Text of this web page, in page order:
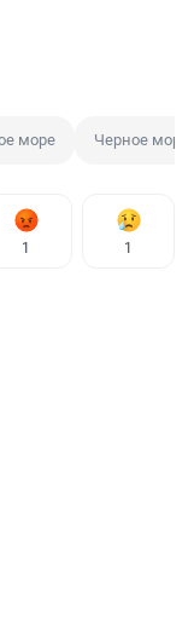
море Черное море
1 1